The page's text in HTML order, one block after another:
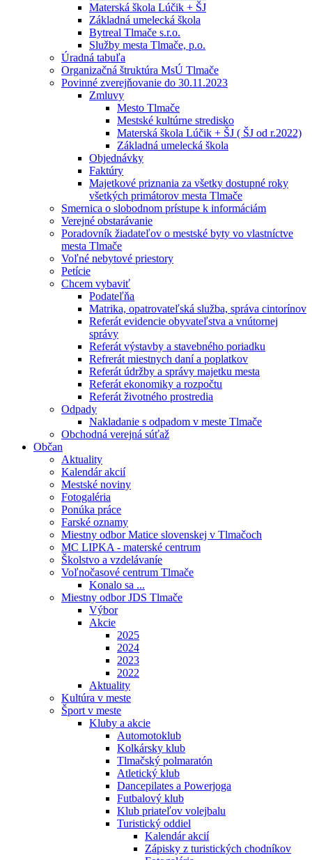
Materská škola Lúčik + ŠJ
Základná umelecká škola
Bytreal Tlmače s.r.o.
Služby mesta Tlmače, p.o.
Úradná tabuľa
Organizačná štruktúra MsÚ Tlmače
Povinné zverejňovanie do 30.11.2023
Zmluvy
Mesto Tlmače
Mestské kultúrne stredisko
Materská škola Lúčik + ŠJ ( ŠJ od r.2022)
Základná umelecká škola
Objednávky
Faktúry
Majetkové priznania za všetky dostupné roky
všetkých primátorov mesta Tlmače
Smernica o slobodnom prístupe k informáciám
Verejné obstarávanie
Poradovník žiadateľov o mestské byty vo vlastníctve
mesta Tlmače
Voľné nebytové priestory
Petície
Chcem vybaviť
Podateľňa
Matrika, opatrovateľská služba, správa cintorínov
Referát evidencie obyvateľstva a vnútornej
správy
Referát výstavby a stavebného poriadku
Refrerát miestnych daní a poplatkov
Referát údržby a správy majetku mesta
Referát ekonomiky a rozpočtu
Referát životného prostredia
Odpady
Nakladanie s odpadom v meste Tlmače
Obchodná verejná súťaž
Občan
Aktuality
Kalendár akcií
Mestské noviny
Fotogaléria
Ponúka práce
Farské oznamy
Miestny odbor Matice slovenskej v Tlmačoch
MC LIPKA - materské centrum
Školstvo a vzdelávaníe
Voľnočasové centrum Tlmače
Konalo sa ...
Miestny odbor JDS Tlmače
Výbor
Akcie
2025
2024
2023
2022
Aktuality
Kultúra v meste
Šport v meste
Kluby a akcie
Automotoklub
Kolkársky klub
Tlmačský polmaratón
Atletický klub
Dancepilates a Powerjoga
Futbalový klub
Klub priateľov volejbalu
Turistický oddiel
Kalendár akcií
Zápisky z turistických chodníkov